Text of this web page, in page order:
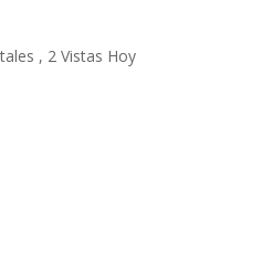
, 2 Vistas Hoy